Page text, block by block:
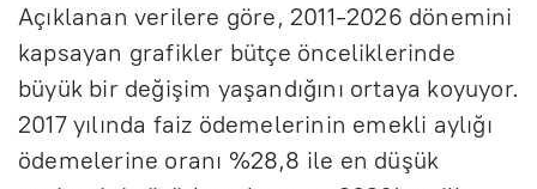
Açıklanan verilere göre, 2011-2026 dönemini
kapsayan grafikler bütçe önceliklerinde
büyük bir değişim yaşandığını ortaya koyuyor.
2017 yılında faiz ödemelerinin emekli aylığı
ödemelerine oranı %28,8 ile en düşük